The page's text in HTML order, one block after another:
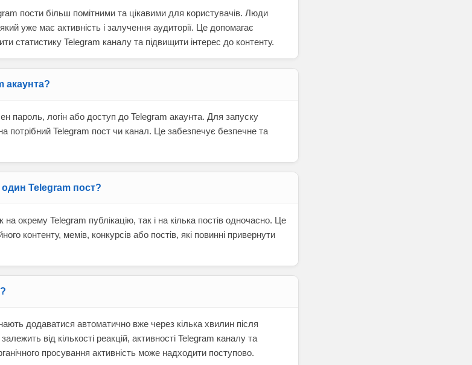
пости більш помітними та цікавими для користувачів. Люди
уже має активність і залучення аудиторії. Це допомагає
статистику Telegram каналу та підвищити інтерес до контенту.
акаунта?
пароль, логін або доступ до Telegram акаунта. Для запуску
потрібний Telegram пост чи канал. Це забезпечує безпечне та
Telegram пост?
окрему Telegram публікацію, так і на кілька постів одночасно. Це
контенту, мемів, конкурсів або постів, які повинні привернути
додаватися автоматично вже через кілька хвилин після
від кількості реакцій, активності Telegram каналу та
просування активність може надходити поступово.